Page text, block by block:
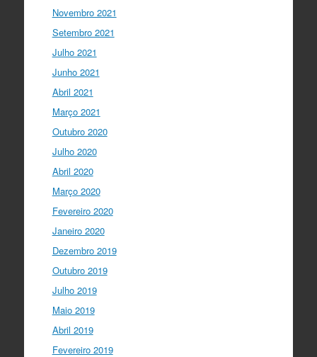
Novembro 2021
Setembro 2021
Julho 2021
Junho 2021
Abril 2021
Março 2021
Outubro 2020
Julho 2020
Abril 2020
Março 2020
Fevereiro 2020
Janeiro 2020
Dezembro 2019
Outubro 2019
Julho 2019
Maio 2019
Abril 2019
Fevereiro 2019